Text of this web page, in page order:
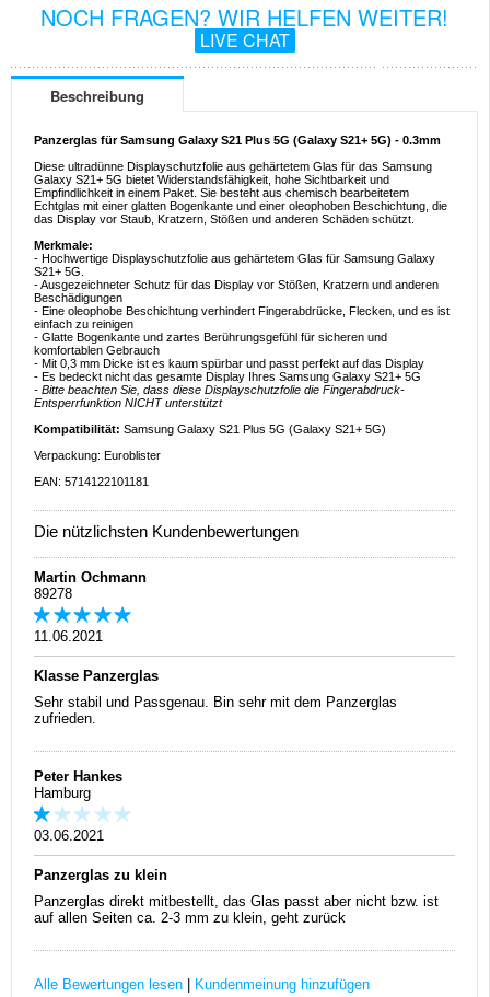
NOCH FRAGEN? WIR HELFEN WEITER!
LIVE CHAT
Beschreibung
Panzerglas für Samsung Galaxy S21 Plus 5G (Galaxy S21+ 5G) - 0.3mm
Diese ultradünne Displayschutzfolie aus gehärtetem Glas für das Samsung
Galaxy S21+ 5G bietet Widerstandsfähigkeit, hohe Sichtbarkeit und
Empfindlichkeit in einem Paket. Sie besteht aus chemisch bearbeitetem
Echtglas mit einer glatten Bogenkante und einer oleophoben Beschichtung, die
das Display vor Staub, Kratzern, Stößen und anderen Schäden schützt.
Merkmale:
- Hochwertige Displayschutzfolie aus gehärtetem Glas für Samsung Galaxy
S21+ 5G.
- Ausgezeichneter Schutz für das Display vor Stößen, Kratzern und anderen
Beschädigungen
- Eine oleophobe Beschichtung verhindert Fingerabdrücke, Flecken, und es ist
einfach zu reinigen
- Glatte Bogenkante und zartes Berührungsgefühl für sicheren und
komfortablen Gebrauch
- Mit 0,3 mm Dicke ist es kaum spürbar und passt perfekt auf das Display
- Es bedeckt nicht das gesamte Display Ihres Samsung Galaxy S21+ 5G
- Bitte beachten Sie, dass diese Displayschutzfolie die Fingerabdruck-
Entsperrfunktion NICHT unterstützt
Kompatibilität: Samsung Galaxy S21 Plus 5G (Galaxy S21+ 5G)
Verpackung: Euroblister
EAN: 5714122101181
Die nützlichsten Kundenbewertungen
Martin Ochmann
89278
11.06.2021
Klasse Panzerglas
Sehr stabil und Passgenau. Bin sehr mit dem Panzerglas
zufrieden.
Peter Hankes
Hamburg
03.06.2021
Panzerglas zu klein
Panzerglas direkt mitbestellt, das Glas passt aber nicht bzw. ist
auf allen Seiten ca. 2-3 mm zu klein, geht zurück
Alle Bewertungen lesen Kundenmeinung hinzufügen